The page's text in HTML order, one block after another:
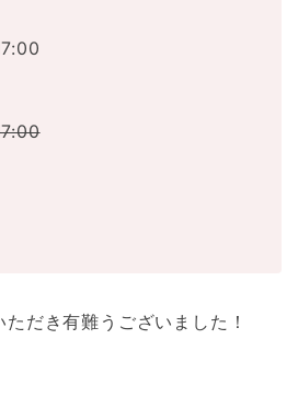
だき有難うございました！